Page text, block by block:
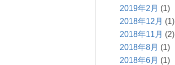
2019年2月 (1)
2018年12月 (1)
2018年11月 (2)
2018年8月 (1)
2018年6月 (1)